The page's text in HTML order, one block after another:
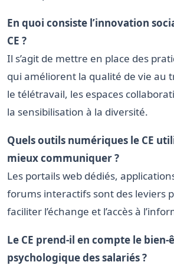
En quoi consiste l’innovation
CE ?
Il s’agit de mettre en place des
qui améliorent la qualité de vie au
le télétravail, les espaces
la sensibilisation à la diversité.
Quels outils numériques le CE
mieux communiquer ?
Les portails web dédiés,
forums interactifs sont des leviers
faciliter l’échange et l’accès à
Le CE prend-il en compte le bien-
psychologique des salariés ?